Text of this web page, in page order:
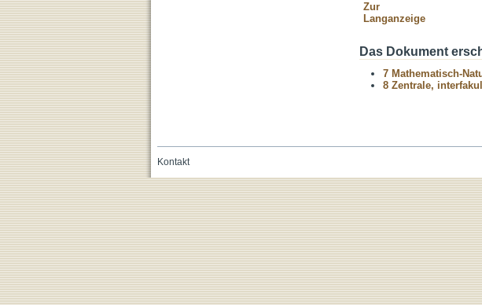
Zur
Langanzeige
Das Dokument
7 Mathematisch-
8 Zentrale,
Kontakt